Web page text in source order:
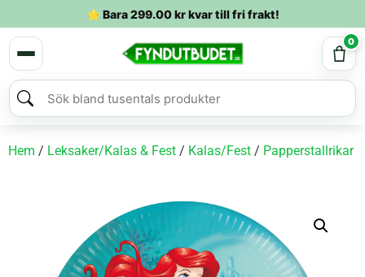
⭐ Bara299.00krkvar till fri frakt!
0
Hem / Leksaker/Kalas & Fest / Kalas/Fest / Papperstallrikar/